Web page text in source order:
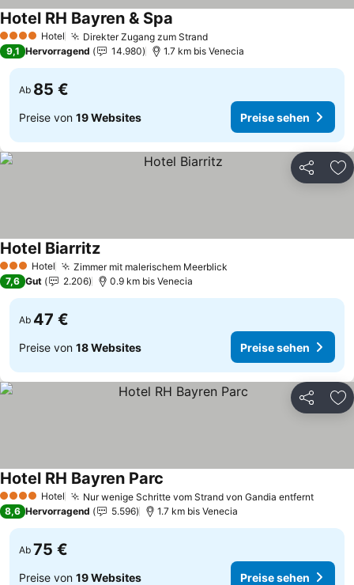
4 Sterne Hotel Direkter Zugang zum StrandPreise sehen
Hotel RH Bayren & Spa
9,1 Hervorragend 14.980 1.7 km bis Venecia
Ab 85 €
Preise von 19 Websites Preise sehen
Teilen
3 SterneHotel Zimmer mit malerischem Meerblick
Hotel BiarritzPreise sehen
7,6 Gut 2.206 0.9 km bis Venecia
Ab 47 €
Preise von 18 Websites Preise sehen
Teilen
4 Sterne Hotel Nur wenige Schritte vom Strand von Gandia entferntPreise
Hotel RH Bayren Parc
8,6 Hervorragend 5.596 1.7 km bis Venecia
Ab 75 €
Preise von 19 Websites Preise sehen